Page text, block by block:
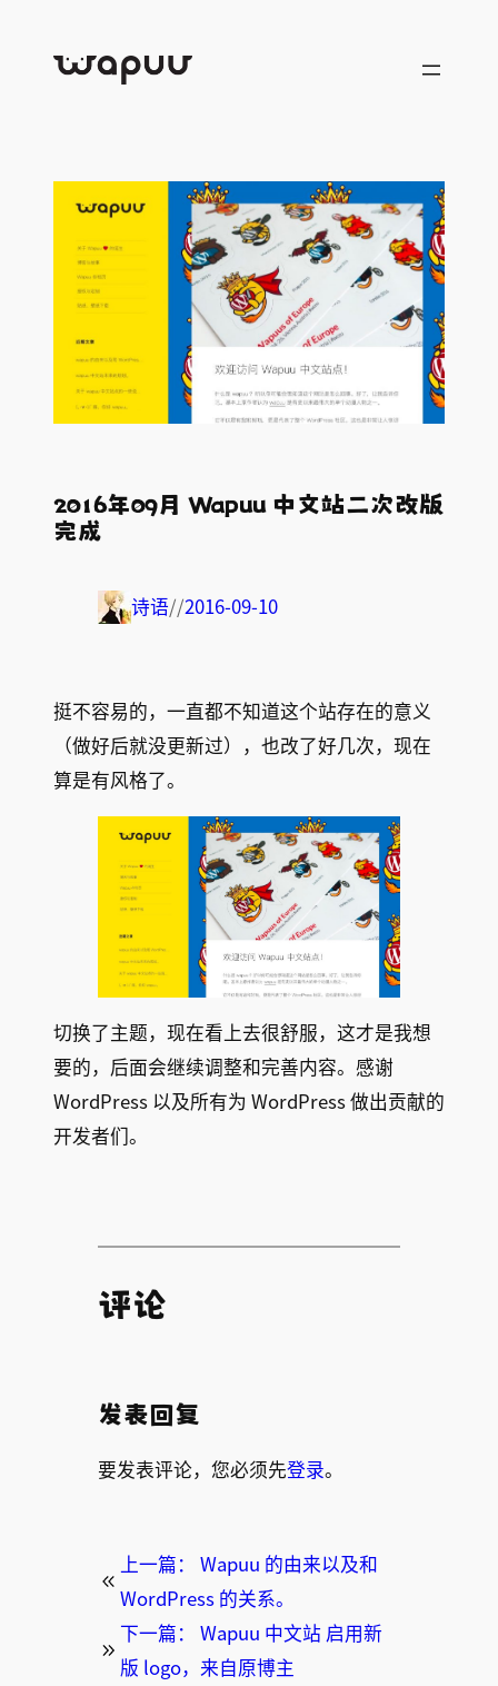
2016年09月 Wapuu 中文站二次改版
完成
诗语//2016-09-10
挺不容易的，一直都不知道这个站存在的意义
（做好后就没更新过），也改了好几次，现在
算是有风格了。
切换了主题，现在看上去很舒服，这才是我想
要的，后面会继续调整和完善内容。感谢
WordPress 以及所有为 WordPress 做出贡献的
开发者们。
评论
发表回复
要发表评论，您必须先登录。
上一篇：
Wapuu 的由来以及和
WordPress 的关系。
下一篇：
Wapuu 中文站 启用新
版 logo，来自原博主